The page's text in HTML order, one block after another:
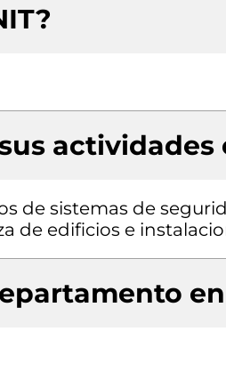
de sistemas de
de edificios e